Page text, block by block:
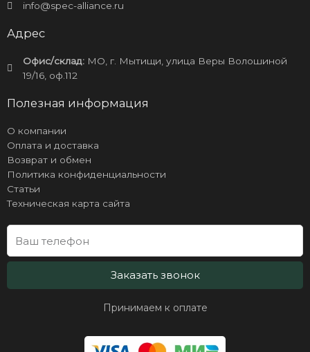
info@spec-alliance.ru
Адрес
Офис/склад:МО, г. Мытищи, улица Веры Волошиной
19/16, оф.112
Полезная информация
О компании
Оплата и доставка
Возврат и обмен
Политика конфиденциальности
Статьи
Техническая карта сайта
Заказать звонок
Принимаем к оплате